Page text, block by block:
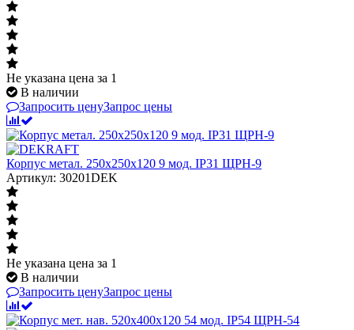
Не указана цена за 1
В наличии
Запросить ценуЗапрос цены
Корпус метал. 250х250х120 9 мод. IP31 ЩРН-9
Артикул: 30201DEK
Не указана цена за 1
В наличии
Запросить ценуЗапрос цены